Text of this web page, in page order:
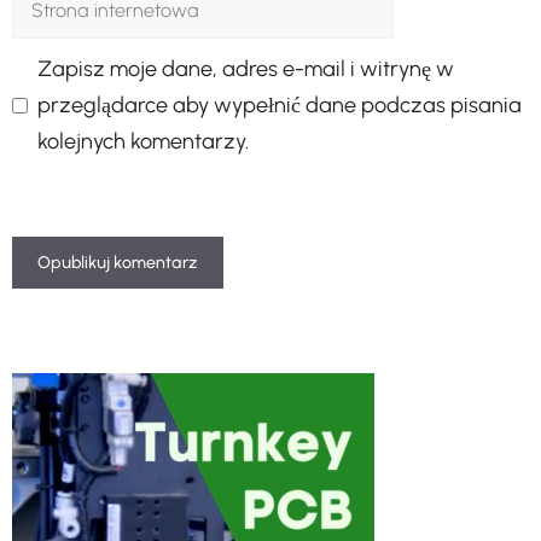
Zapisz moje dane, adres e-mail i witrynę w
przeglądarce aby wypełnić dane podczas pisania
kolejnych komentarzy.
t
e
r
n
a